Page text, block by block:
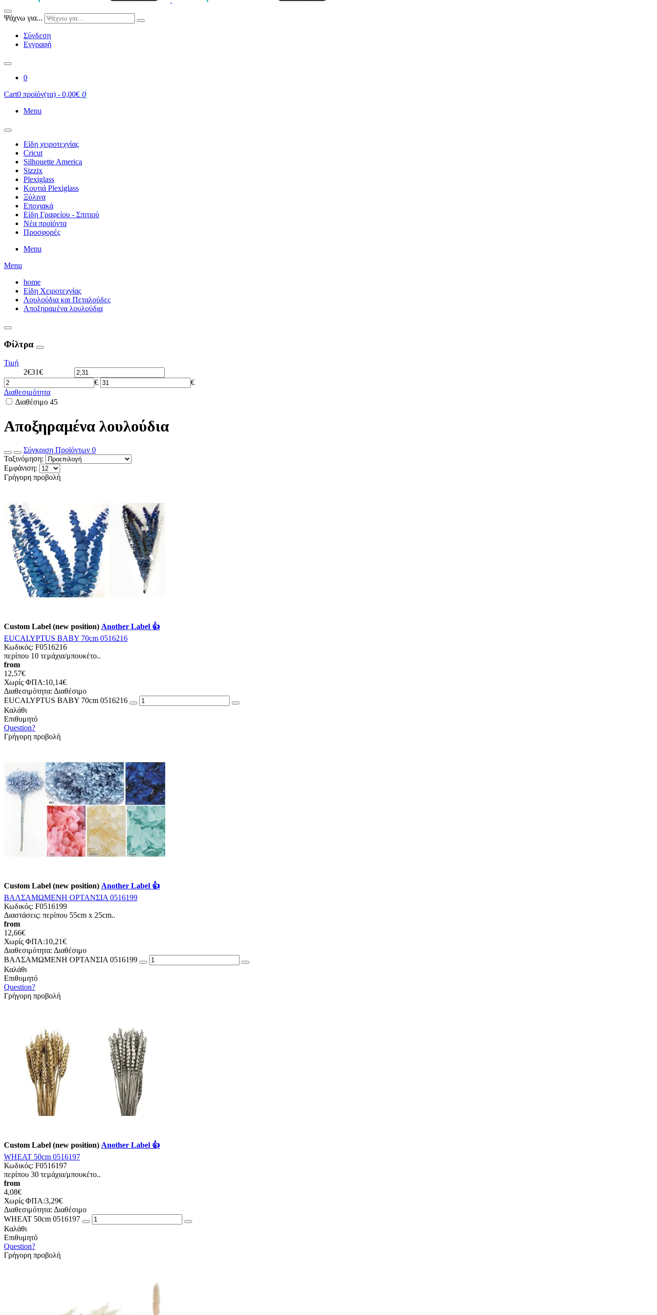
Ψάχνω για...
Σύνδεση
Εγγραφή
0
Cart0 προϊόν(τα) - 0,00€ 0
Menu
Είδη χειροτεχνίας
Cricut
Silhouette America
Sizzix
Plexiglass
Κουτιά Plexiglass
Ξύλινα
Εποχιακά
Είδη Γραφείου - Σπιτιού
Νέα προϊόντα
Προσφορές
Menu
Menu
home
Είδη Χειροτεχνίας
Λουλούδια και Πεταλούδες
Αποξηραμένα λουλούδια
Φίλτρα
Τιμή
2€31€
€
€
Διαθεσιμότητα
Διαθέσιμο 45
Αποξηραμένα λουλούδια
Σύγκριση Προϊόντων 0
Ταξινόμηση:
Εμφάνιση:
Γρήγορη προβολή
Custom Label (new position) Another Label 👍
EUCALYPTUS BABY 70cm 0516216
Κωδικός: F0516216
περίπου 10 τεμάχια/μπουκέτο..
from
12,57€
Χωρίς ΦΠΑ:10,14€
Διαθεσιμότητα: Διαθέσιμο
EUCALYPTUS BABY 70cm 0516216
Καλάθι
Επιθυμητό
Question?
Γρήγορη προβολή
Custom Label (new position) Another Label 👍
ΒΑΛΣΑΜΩΜΕΝΗ ΟΡΤΑΝΣΙΑ 0516199
Κωδικός: F0516199
Διαστάσεις: περίπου 55cm x 25cm..
from
12,66€
Χωρίς ΦΠΑ:10,21€
Διαθεσιμότητα: Διαθέσιμο
ΒΑΛΣΑΜΩΜΕΝΗ ΟΡΤΑΝΣΙΑ 0516199
Καλάθι
Επιθυμητό
Question?
Γρήγορη προβολή
Custom Label (new position) Another Label 👍
WHEAT 50cm 0516197
Κωδικός: F0516197
περίπου 30 τεμάχια/μπουκέτο..
from
4,08€
Χωρίς ΦΠΑ:3,29€
Διαθεσιμότητα: Διαθέσιμο
WHEAT 50cm 0516197
Καλάθι
Επιθυμητό
Question?
Γρήγορη προβολή